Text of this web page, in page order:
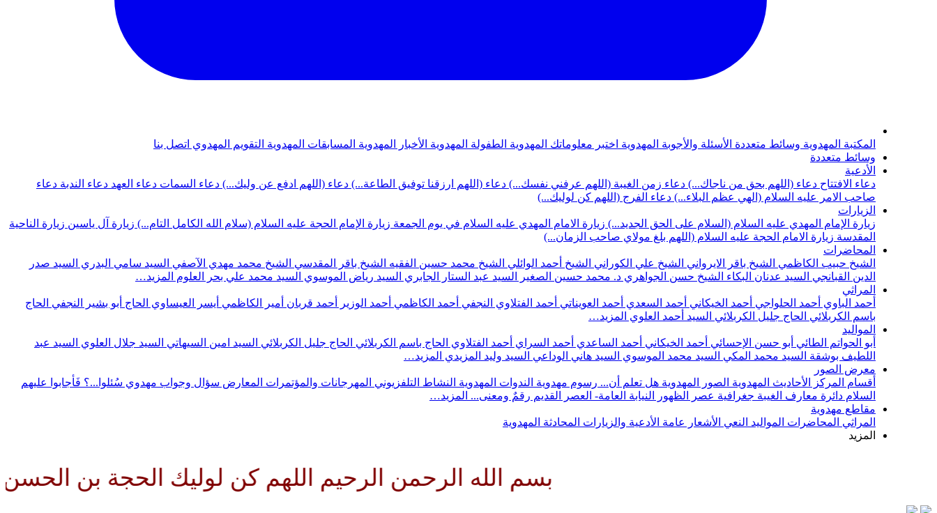
المكتبة المهدوية وسائط متعددة الأسئلة والأجوبة المهدوية اختبر معلوماتك المهدوية الطفولة المهدوية الأخبار المهدوية المسابقات المهدوية التقويم المهدوي اتصل بنا
وسائط متعددة
الأدعية
دعاء الافتتاح دعاء (اللهم بحق من ناجاك...) دعاء زمن الغيبة (اللهم عرفني نفسك...) دعاء (اللهم ارزقنا توفيق الطاعة...) دعاء (اللهم ادفع عن وليك...) دعاء السمات دعاء العهد دعاء الندبة دعاء
صاحب الامر عليه السلام (الهي عظم البلاء...) دعاء الفرج (اللهم كن لوليك...)
الزيارات
زيارة الإمام المهدي عليه السلام (السلام على الحق الجديد...) زيارة الامام المهدي عليه السلام في يوم الجمعة زيارة الإمام الحجة عليه السلام (سلام الله الكامل التام...) زيارة آل ياسين زيارة الناحية
المقدسة زيارة الامام الحجة عليه السلام (اللهم بلغ مولاي صاحب الزمان...)
المحاضرات
الشيخ حبيب الكاظمي الشيخ باقر الايرواني الشيخ علي الكوراني الشيخ أحمد الوائلي الشيخ محمد حسين الفقيه الشيخ باقر المقدسي الشيخ محمد مهدي الآصفي السيد سامي البدري السيد صدر
الدين القبانجي السيد عدنان البكاء الشيخ حسن الجواهري د. محمد حسين الصغير السيد عبد الستار الجابري السيد رياض الموسوي السيد محمد علي بحر العلوم المزيد…
المراثي
أحمد الباوي أحمد الحلواجي أحمد الخيكاني أحمد السعدي أحمد العويناتي أحمد الفتلاوي النجفي أحمد الكاظمي أحمد الوزير أحمد قربان أمير الكاظمي أيسر العيساوي الحاج أبو بشير النجفي الحاج
باسم الكربلائي الحاج جليل الكربلائي السيد أحمد العلوي المزيد…
المواليد
أبو الحواتم الطائي أبو حسن الإحسائي أحمد الخيكاني أحمد الساعدي أحمد السراي أحمد الفتلاوي الحاج باسم الكربلائي الحاج جليل الكربلائي السيد امين السيهاتي السيد جلال العلوي السيد عبد
اللطيف بوشقة السيد محمد المكي السيد محمد الموسوي السيد هاني الوداعي السيد وليد المزيدي المزيد…
معرض الصور
أقسام المركز
الأحاديث المهدوية الصور المهدوية هل تعلم أن... رسوم مهدوية الندوات المهدوية النشاط التلفزيوني المهرجانات والمؤتمرات المعارض سؤال وجواب مهدوي سُئلوا...؟ فَأجابوا عليهم
السلام دائرة معارف الغيبة جغرافية عصر الظهور النيابة العامة- العصر القديم رقمٌ ومعنى... المزيد…
مقاطع مهدوية
المراثي المحاضرات المواليد النعي الأشعار عامة الأدعية والزيارات المحادثة المهدوية
المزيد
بسم الله الرحمن الرحيم اللهم كن لوليك الحجة بن الحسن صلواتك